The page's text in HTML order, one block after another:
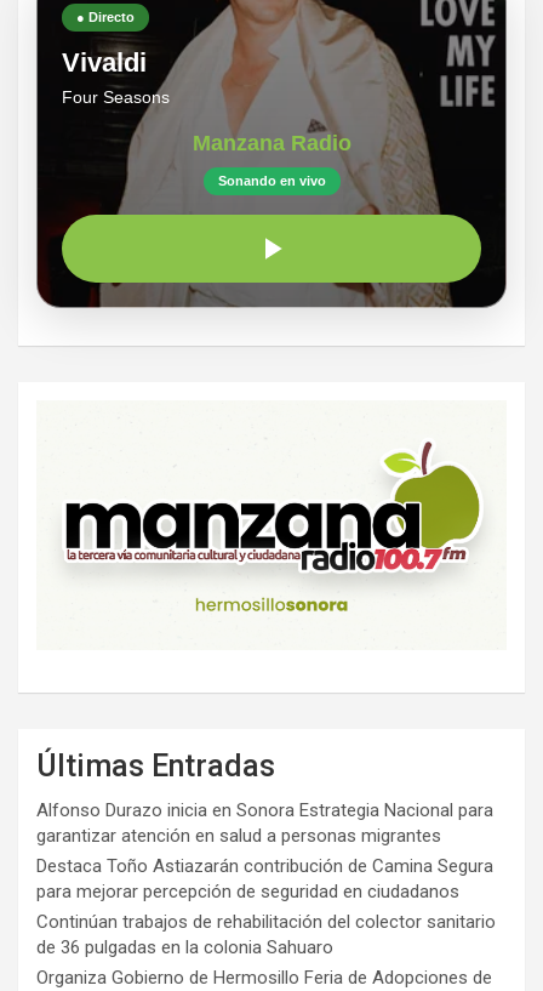
● Directo
Vivaldi
Four Seasons
Manzana Radio
Sonando en vivo
Últimas Entradas
Alfonso Durazo inicia en Sonora Estrategia Nacional para
garantizar atención en salud a personas migrantes
Destaca Toño Astiazarán contribución de Camina Segura
para mejorar percepción de seguridad en ciudadanos
Continúan trabajos de rehabilitación del colector sanitario
de 36 pulgadas en la colonia Sahuaro
Organiza Gobierno de Hermosillo Feria de Adopciones de